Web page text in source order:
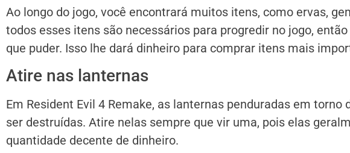
Ao longo do jogo, você encontrará muitos itens, como ervas,
todos esses itens são necessários para progredir no jogo,
que puder. Isso lhe dará dinheiro para comprar itens mais
Atire nas lanternas
Em Resident Evil 4 Remake, as lanternas penduradas em torno
ser destruídas. Atire nelas sempre que vir uma, pois elas
quantidade decente de dinheiro.